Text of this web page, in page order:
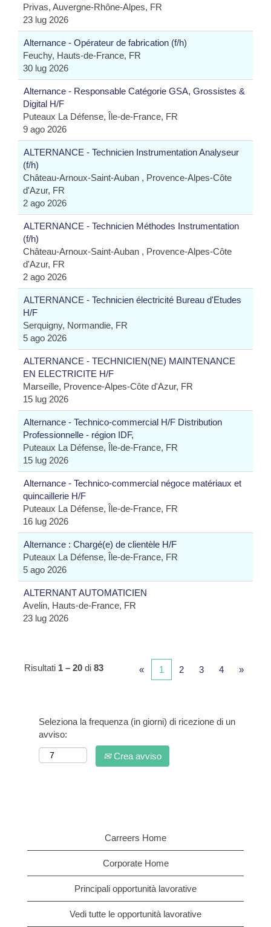
Privas, Auvergne-Rhône-Alpes, FR
23 lug 2026
Alternance - Opérateur de fabrication (f/h)
Feuchy, Hauts-de-France, FR
30 lug 2026
Alternance - Responsable Catégorie GSA, Grossistes &
Digital H/F
Puteaux La Défense, Île-de-France, FR
9 ago 2026
ALTERNANCE - Technicien Instrumentation Analyseur
(f/h)
Château-Arnoux-Saint-Auban , Provence-Alpes-Côte
d'Azur, FR
2 ago 2026
ALTERNANCE - Technicien Méthodes Instrumentation
(f/h)
Château-Arnoux-Saint-Auban , Provence-Alpes-Côte
d'Azur, FR
2 ago 2026
ALTERNANCE - Technicien électricité Bureau d'Etudes
H/F
Serquigny, Normandie, FR
5 ago 2026
ALTERNANCE - TECHNICIEN(NE) MAINTENANCE
EN ELECTRICITE H/F
Marseille, Provence-Alpes-Côte d'Azur, FR
15 lug 2026
Alternance - Technico-commercial H/F Distribution
Professionnelle - région IDF,
Puteaux La Défense, Île-de-France, FR
15 lug 2026
Alternance - Technico-commercial négoce matériaux et
quincaillerie H/F
Puteaux La Défense, Île-de-France, FR
16 lug 2026
Alternance : Chargé(e) de clientèle H/F
Puteaux La Défense, Île-de-France, FR
5 ago 2026
ALTERNANT AUTOMATICIEN
Avelin, Hauts-de-France, FR
23 lug 2026
Risultati 1 – 20 di 83 « 1 2 3 4 »
Seleziona la frequenza (in giorni) di ricezione di un
avviso:
Crea avviso
Carreers Home
Corporate Home
Principali opportunità lavorative
Vedi tutte le opportunità lavorative